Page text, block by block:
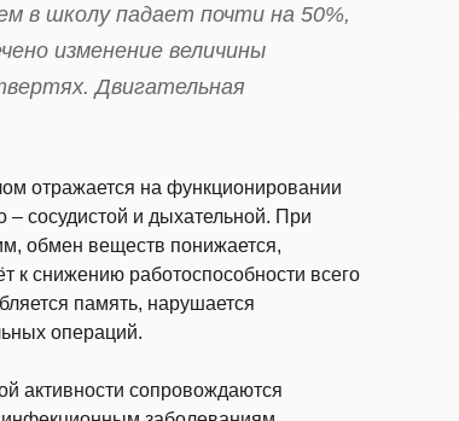
в школу падает почти на 50%,
изменение величины
Двигательная
отражается на функционировании
– сосудистой и дыхательной. При
обмен веществ понижается,
к снижению работоспособности всего
память, нарушается
операций.
активности сопровождаются